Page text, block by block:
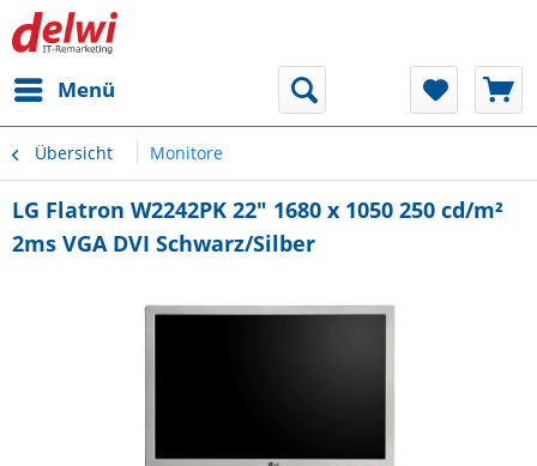
Menü
Übersicht Monitore
LG Flatron W2242PK 22" 1680 x 1050 250 cd/m²
2ms VGA DVI Schwarz/Silber